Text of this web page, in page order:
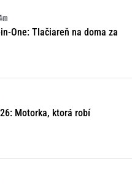
One: Tlačiareň na doma za
Motorka, ktorá robí